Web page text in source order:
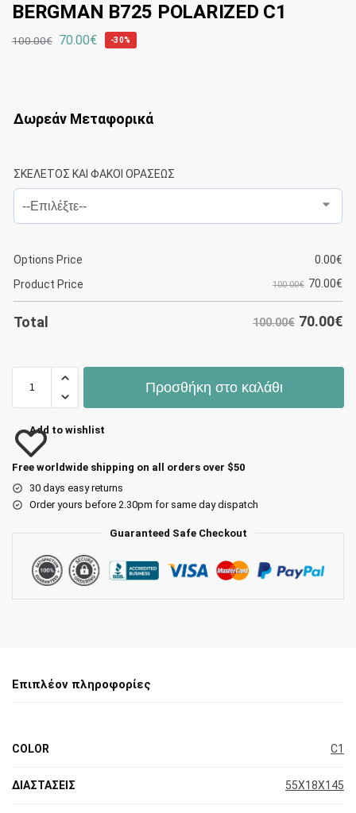
BERGMAN B725 POLARIZED C1
100.00€ 70.00€ -30%
Δωρεάν Μεταφορικά
ΣΚΕΛΕΤΟΣ ΚΑΙ ΦΑΚΟΙ ΟΡΑΣΕΩΣ
Options Price 0.00€
Product Price
100.00€ 70.00€
Total 100.00€ 70.00€
Προσθήκη στο καλάθι
Add to wishlist
Free worldwide shipping on all orders over $50
30 days easy returns
Order yours before 2.30pm for same day dispatch
Guaranteed Safe Checkout
Επιπλέον πληροφορίες
COLOR C1
ΔΙΑΣΤΑΣΕΙΣ 55X18X145